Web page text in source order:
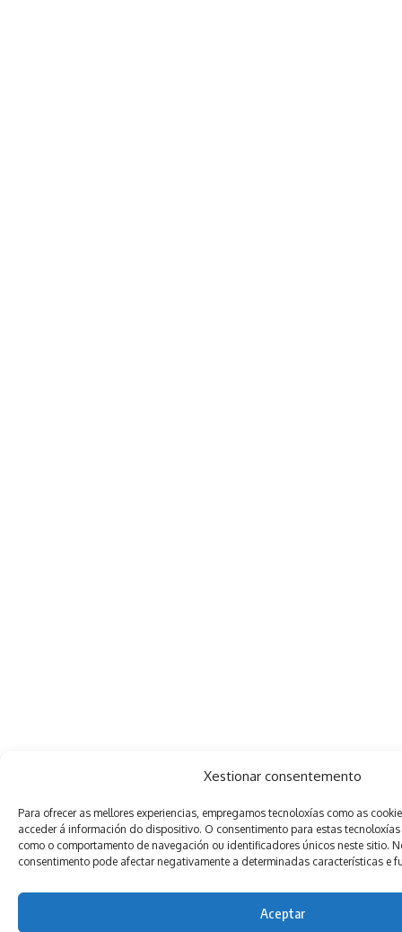
Xestionar consentemento
Para ofrecer as mellores experiencias, empregamos tecnoloxías como as
acceder á información do dispositivo. O consentimento para estas
como o comportamento de navegación ou identificadores únicos neste sitio.
consentimento pode afectar negativamente a determinadas características e
Aceptar